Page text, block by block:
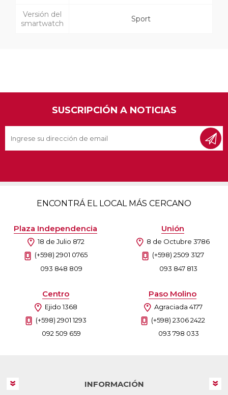
Versión del
smartwatch
Sport
SUSCRIPCIÓN A NOTICIAS
ENCONTRÁ EL LOCAL MÁS CERCANO
Plaza Independencia
18 de Julio 872
(+598) 2901 0765
093 848 809
Unión
8 de Octubre 3786
(+598) 2509 3127
093 847 813
Centro
Ejido 1368
(+598) 2901 1293
092 509 659
Paso Molino
Agraciada 4177
(+598) 2306 2422
093 798 033
INFORMACIÓN